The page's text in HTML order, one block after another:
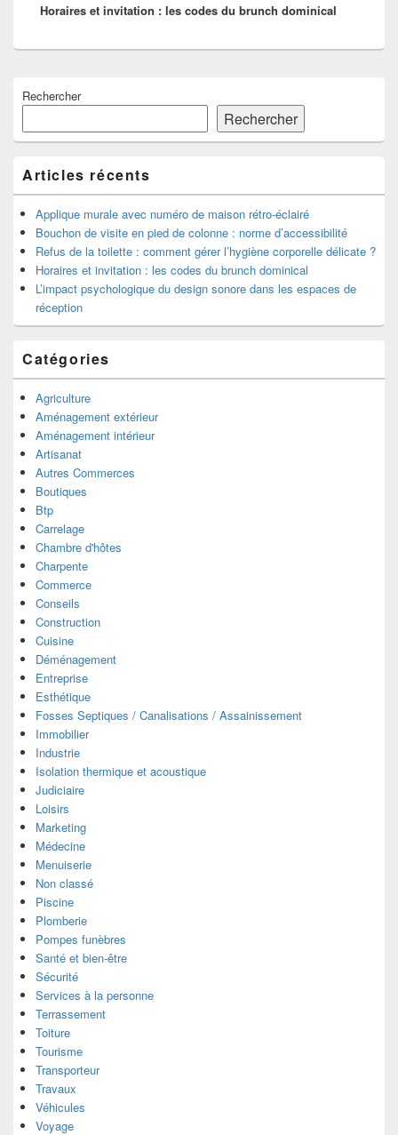
suivant :
Horaires et invitation : les codes du brunch dominical
principale
widget
pour
barre
latérale
Rechercher
Rechercher
Articles récents
Applique murale avec numéro de maison rétro-éclairé
Bouchon de visite en pied de colonne : norme d’accessibilité
Refus de la toilette : comment gérer l’hygiène corporelle délicate ?
Horaires et invitation : les codes du brunch dominical
L’impact psychologique du design sonore dans les espaces de
réception
Catégories
Agriculture
Aménagement extérieur
Aménagement intérieur
Artisanat
Autres Commerces
Boutiques
Btp
Carrelage
Chambre d'hôtes
Charpente
Commerce
Conseils
Construction
Cuisine
Déménagement
Entreprise
Esthétique
Fosses Septiques / Canalisations / Assainissement
Immobilier
Industrie
Isolation thermique et acoustique
Judiciaire
Loisirs
Marketing
Médecine
Menuiserie
Non classé
Piscine
Plomberie
Pompes funèbres
Santé et bien-être
Sécurité
Services à la personne
Terrassement
Toiture
Tourisme
Transporteur
Travaux
Véhicules
Voyage